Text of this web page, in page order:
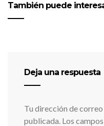
También puede
Deja una respuesta
Tu dirección de
publicada. Los